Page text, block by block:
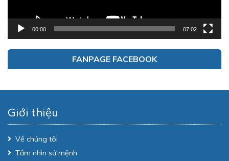
00:00 07:02
FANPAGE FACEBOOK
Giới thiệu
Về chúng tôi
Tầm nhìn sứ mệnh